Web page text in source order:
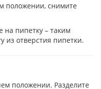
положении, снимите
на пипетку – таким
из отверстия пипетки.
положении. Разделите